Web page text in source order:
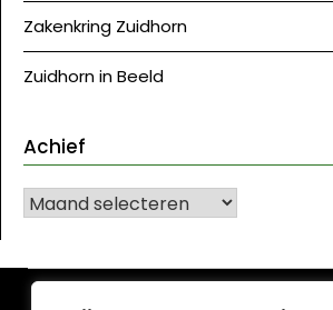
Zakenkring Zuidhorn
Zuidhorn in Beeld
Achief
Achief